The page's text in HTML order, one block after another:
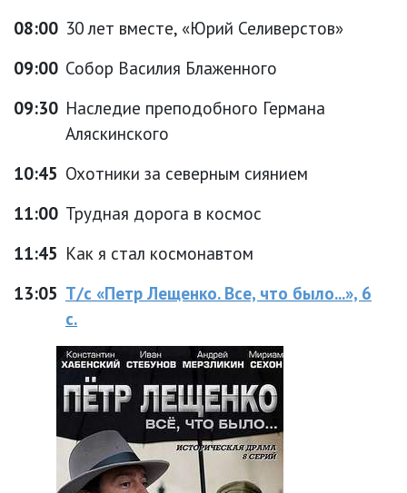
08:00 30 лет вместе, «Юрий Селиверстов»
09:00 Собор Василия Блаженного
09:30 Наследие преподобного Германа
Аляскинского
10:45 Охотники за северным сиянием
11:00 Трудная дорога в космос
11:45 Как я стал космонавтом
13:05 Т/с «Петр Лещенко. Все, что было...», 6
с.